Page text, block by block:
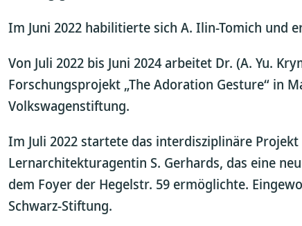
Im Juni 2022 habilitierte sich A. Ilin-Tomich und
Von Juli 2022 bis Juni 2024 arbeitet Dr. (A. Yu.
Forschungsprojekt „The Adoration Gesture“ in
Volkswagenstiftung.
Im Juli 2022 startete das interdisziplinäre
Lernarchitekturagentin S. Gerhards, das eine
dem Foyer der Hegelstr. 59 ermöglichte.
Schwarz-Stiftung.